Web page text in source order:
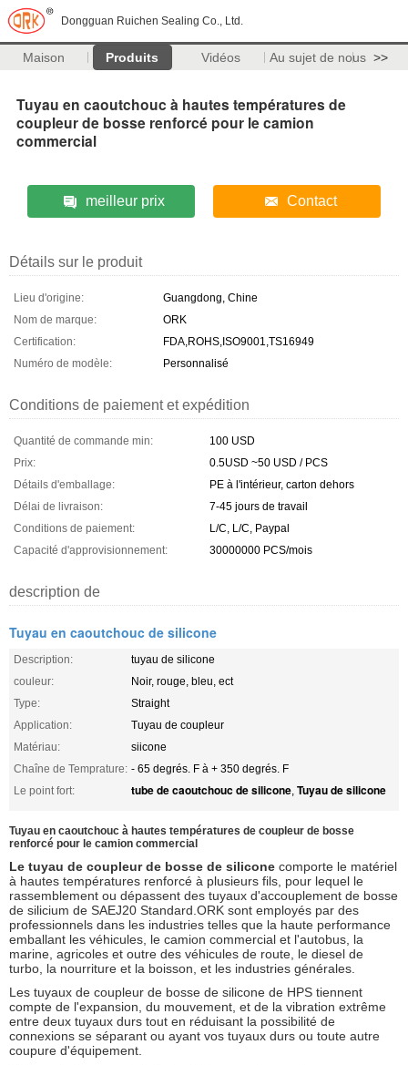
Dongguan Ruichen Sealing Co., Ltd.
Maison Produits Vidéos Au sujet de nous >>
Tuyau en caoutchouc à hautes températures de
coupleur de bosse renforcé pour le camion
commercial
meilleur prix Contact
Détails sur le produit
Lieu d'origine:
Guangdong, Chine
Nom de marque:
ORK
Certification:
FDA,ROHS,ISO9001,TS16949
Numéro de modèle:
Personnalisé
Conditions de paiement et expédition
Quantité de commande min:
100 USD
Prix:
0.5USD ~50 USD / PCS
Détails d'emballage:
PE à l'intérieur, carton dehors
Délai de livraison:
7-45 jours de travail
Conditions de paiement:
L/C, L/C, Paypal
Capacité d'approvisionnement:
30000000 PCS/mois
description de
Tuyau en caoutchouc de silicone
Description:
tuyau de silicone
couleur:
Noir, rouge, bleu, ect
Type:
Straight
Application:
Tuyau de coupleur
Matériau:
siicone
Chaîne de Temprature: - 65 degrés. F à + 350 degrés. F
Le point fort:
tube de caoutchouc de silicone, Tuyau de silicone
Tuyau en caoutchouc à hautes températures de coupleur de bosse
renforcé pour le camion commercial
Le tuyau de coupleur de bosse de silicone comporte le matériel
à hautes températures renforcé à plusieurs fils, pour lequel le
rassemblement ou dépassent des tuyaux d'accouplement de bosse
de silicium de SAEJ20 Standard.ORK sont employés par des
professionnels dans les industries telles que la haute performance
emballant les véhicules, le camion commercial et l'autobus, la
marine, agricoles et outre des véhicules de route, le diesel de
turbo, la nourriture et la boisson, et les industries générales.
Les tuyaux de coupleur de bosse de silicone de HPS tiennent
compte de l'expansion, du mouvement, et de la vibration extrême
entre deux tuyaux durs tout en réduisant la possibilité de
connexions se séparant ou ayant vos tuyaux durs ou toute autre
coupure d'équipement.